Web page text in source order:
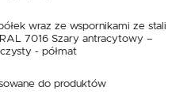
wraz ze wspornikami ze stali
7016 Szary antracytowy –
- półmat
do produktów